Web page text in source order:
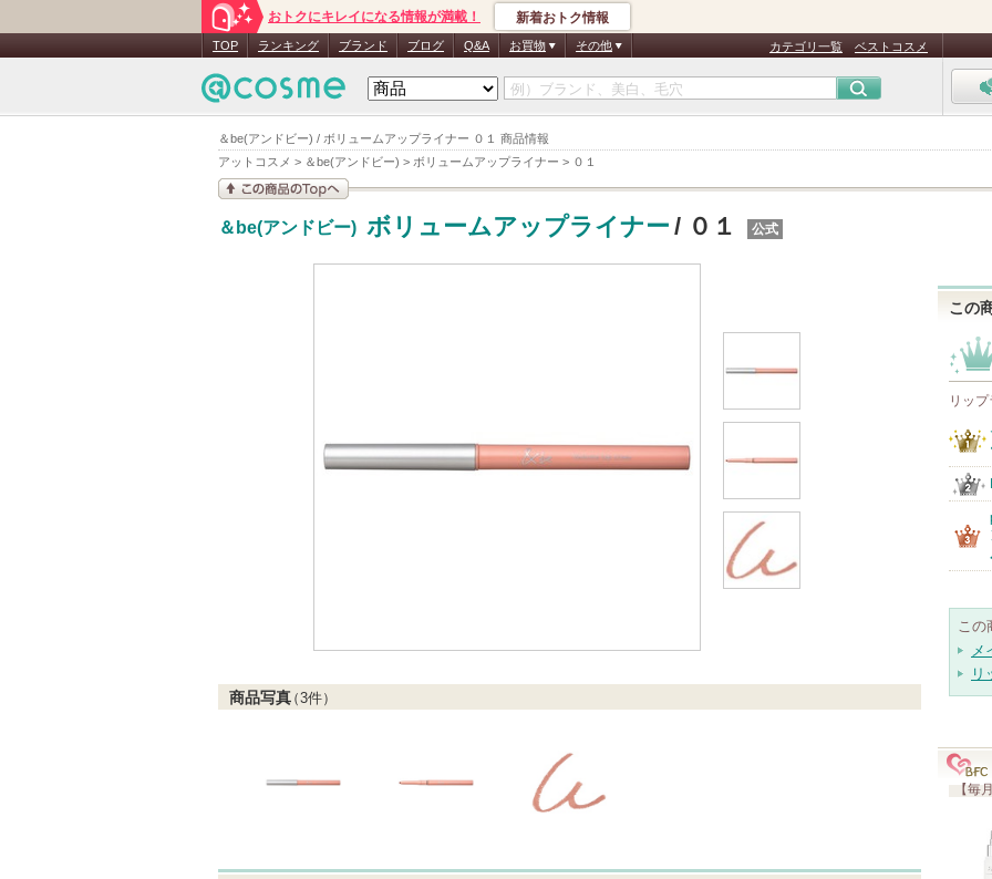
＆be(アンドビー) / ボリュームアップライナー ０１ 商品情報
アットコスメ > ＆be(アンドビー) > ボリュームアップライナー > ０１
おトクにキレイになる情報が満載！ 新着おトク情報
TOP ランキング ブランド ブログ Q&A お買物 その他 カテゴリ一覧 ベストコスメ
＆be(アンドビー) ボリュームアップライナー / ０１ 公式
商品写真（3件）
この
リッ
この
メ
リ
【毎